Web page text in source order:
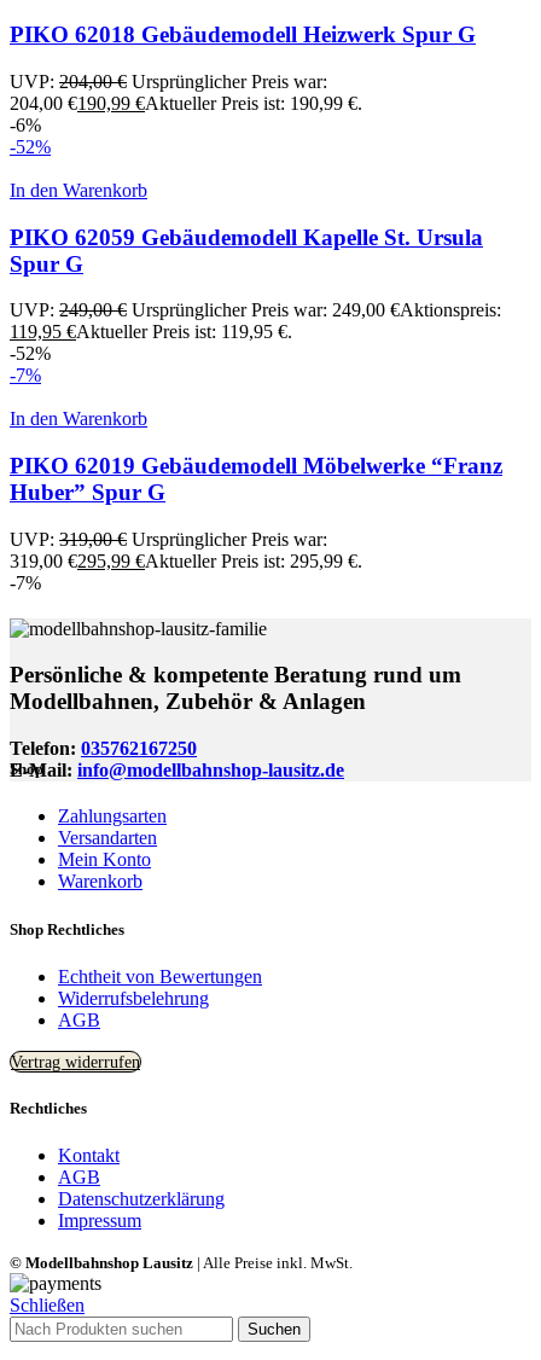
PIKO 62018 Gebäudemodell Heizwerk Spur G
UVP: 204,00€ Ursprünglicher Preis war:
204,00 €190,99 €Aktueller Preis ist: 190,99 €.
-6%
-52%
In den Warenkorb
PIKO 62059 Gebäudemodell Kapelle St. Ursula
Spur G
UVP: 249,00€ Ursprünglicher Preis war: 249,00 €Aktionspreis:
119,95 €Aktueller Preis ist: 119,95 €.
-52%
-7%
In den Warenkorb
PIKO 62019 Gebäudemodell Möbelwerke “Franz
Huber” Spur G
UVP: 319,00€ Ursprünglicher Preis war:
319,00 €295,99 €Aktueller Preis ist: 295,99 €.
-7%
Persönliche & kompetente Beratung rund um
Modellbahnen, Zubehör & Anlagen
Telefon: 035762167250
E-Mail: info@modellbahnshop-lausitz.de
Shop
Zahlungsarten
Versandarten
Mein Konto
Warenkorb
Shop Rechtliches
Echtheit von Bewertungen
Widerrufsbelehrung
AGB
Vertrag widerrufen
Rechtliches
Kontakt
AGB
Datenschutzerklärung
Impressum
© Modellbahnshop Lausitz | Alle Preise inkl. MwSt.
Schließen
Suchen